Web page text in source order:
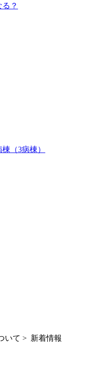
？
（3病棟）
いて > 新着情報